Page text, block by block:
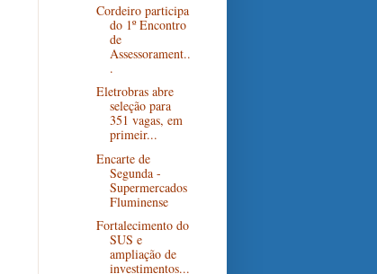
Cordeiro participa
do 1º Encontro
de
Assessorament..
.
Eletrobras abre
seleção para
351 vagas, em
primeir...
Encarte de
Segunda -
Supermercados
Fluminense
Fortalecimento do
SUS e
ampliação de
investimentos...